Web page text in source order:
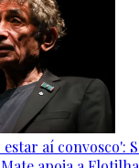
aí convosco':